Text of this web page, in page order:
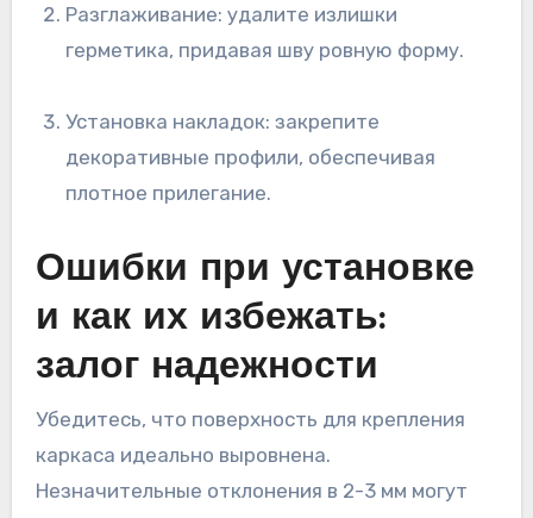
Разглаживание: удалите излишки
герметика, придавая шву ровную форму.
Установка накладок: закрепите
декоративные профили, обеспечивая
плотное прилегание.
Ошибки при установке
и как их избежать:
залог надежности
Убедитесь, что поверхность для крепления
каркаса идеально выровнена.
Незначительные отклонения в 2-3 мм могут